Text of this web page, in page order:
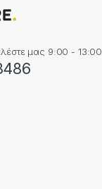
μας 9:00 - 13:00